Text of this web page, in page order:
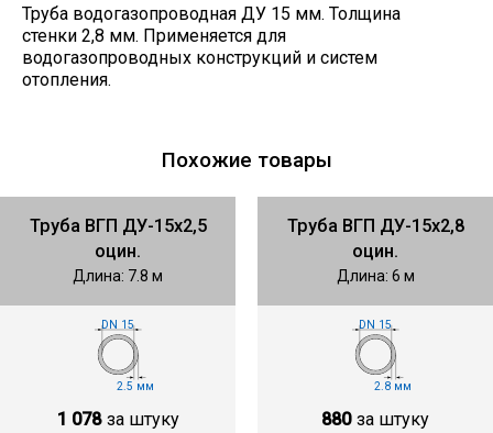
Труба водогазопроводная ДУ 15 мм. Толщина
стенки 2,8 мм. Применяется для
водогазопроводных конструкций и систем
отопления.
Похожие товары
Труба ВГП ДУ-15х2,5
оцин.
Длина: 7.8 м
DN 15
2.5 мм
1 078 за штуку
Труба ВГП ДУ-15х2,8
оцин.
Длина: 6 м
DN 15
2.8 мм
880 за штуку